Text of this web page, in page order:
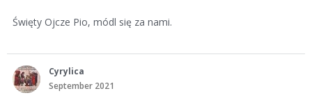
Święty Ojcze Pio, módl się za nami.
Cyrylica
September 2021